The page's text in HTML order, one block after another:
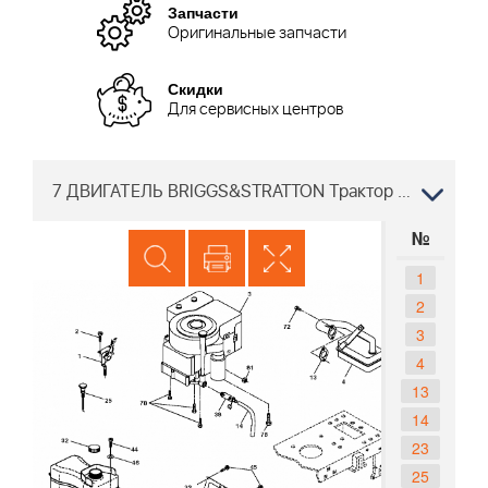
Запчасти
Оригинальные запчасти
Скидки
Для сервисных центров
7 ДВИГАТЕЛЬ BRIGGS&STRATTON Трактор PARTNER P185107HRB 96061017702 2010-03
№
1
2
3
4
13
14
23
25